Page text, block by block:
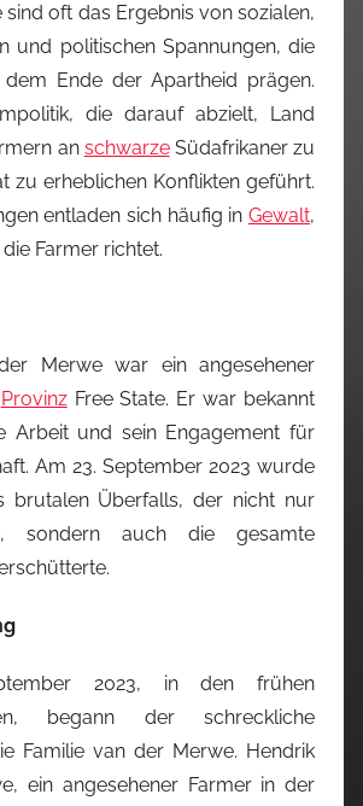
sind oft das Ergebnis von sozialen,
und politischen Spannungen, die
Ende der Apartheid prägen.
die darauf abzielt, Land
an schwarzeSüdafrikaner zu
zu erheblichen Konflikten geführt.
entladen sich häufig in Gewalt,
Farmer richtet.
Merwe war ein angesehener
ProvinzFree State. Er war bekannt
Arbeit und sein Engagement für
Am 23. September 2023 wurde
brutalen Überfalls, der nicht nur
sondern auch die gesamte
2023, in den frühen
begann der schreckliche
Familie van der Merwe. Hendrik
ein angesehener Farmer in der